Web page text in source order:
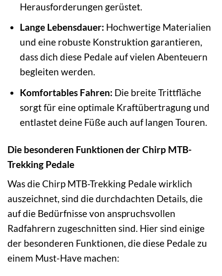
Herausforderungen gerüstet.
Lange Lebensdauer: Hochwertige Materialien
und eine robuste Konstruktion garantieren,
dass dich diese Pedale auf vielen Abenteuern
begleiten werden.
Komfortables Fahren: Die breite Trittfläche
sorgt für eine optimale Kraftübertragung und
entlastet deine Füße auch auf langen Touren.
Die besonderen Funktionen der Chirp MTB-
Trekking Pedale
Was die Chirp MTB-Trekking Pedale wirklich
auszeichnet, sind die durchdachten Details, die
auf die Bedürfnisse von anspruchsvollen
Radfahrern zugeschnitten sind. Hier sind einige
der besonderen Funktionen, die diese Pedale zu
einem Must-Have machen: